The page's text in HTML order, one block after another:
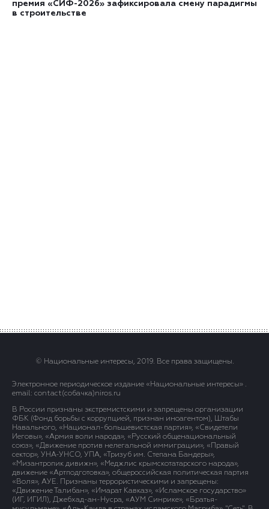
премия «СИФ-2026» зафиксировала смену парадигмы
в строительстве
© Национальные интересы, 2019. Все права защищены.
Электронное периодическое издание «Национальные интересы» .
email: contact(сoбaчка)niros.ru
В России признаны экстремистскими и запрещены организации
ФБК (Фонд борьбы с коррупцией, признан иноагентом), Штабы
Навального, «Национал-большевистская партия», «Свидетели
Иеговы», «Армия воли народа», «Русский общенациональный
союз», «Движение против нелегальной иммиграции», «Правый
сектор», УНА-УНСО, УПА, «Тризуб им. Степана Бандеры»,
«Мизантропик дивижн», «Меджлис крымскотатарского народа»,
движение «Артподготовка», общероссийская политическая партия
«Воля», АУЕ. Признаны террористическими и запрещены:
«Движение Талибан», «Имарат Кавказ», «Исламское государство»
(ИГ, ИГИЛ), Джебхад-ан-Нусра, «АУМ Синрике», «Братья-